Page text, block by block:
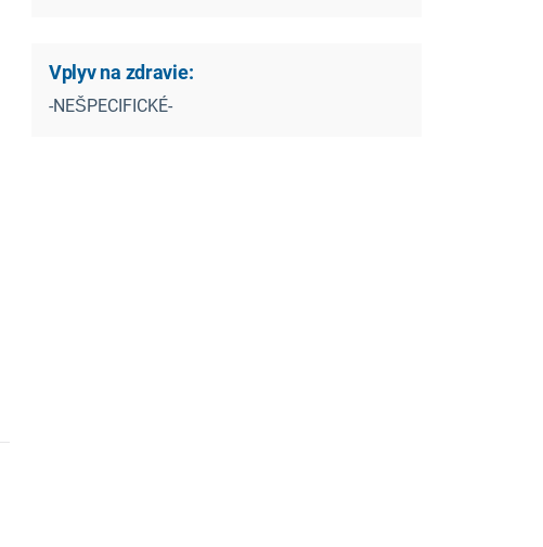
Vplyv na zdravie:
-NEŠPECIFICKÉ-